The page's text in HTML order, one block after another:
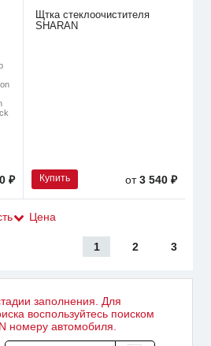
₽
Щтка стеклоочистителя
SHARAN
Купить от3 540 ₽
Цена
1 2 3
заполнения. Для
воспользуйтесь поиском
номеру автомобиля.